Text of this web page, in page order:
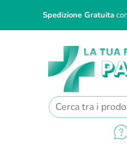
Spedizione Gratuita